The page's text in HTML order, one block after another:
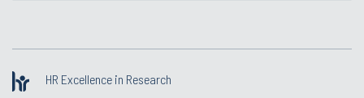
HR Excellence in Research